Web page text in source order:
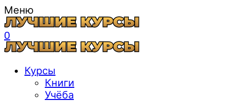
Меню
0
Курсы
Книги
Учёба